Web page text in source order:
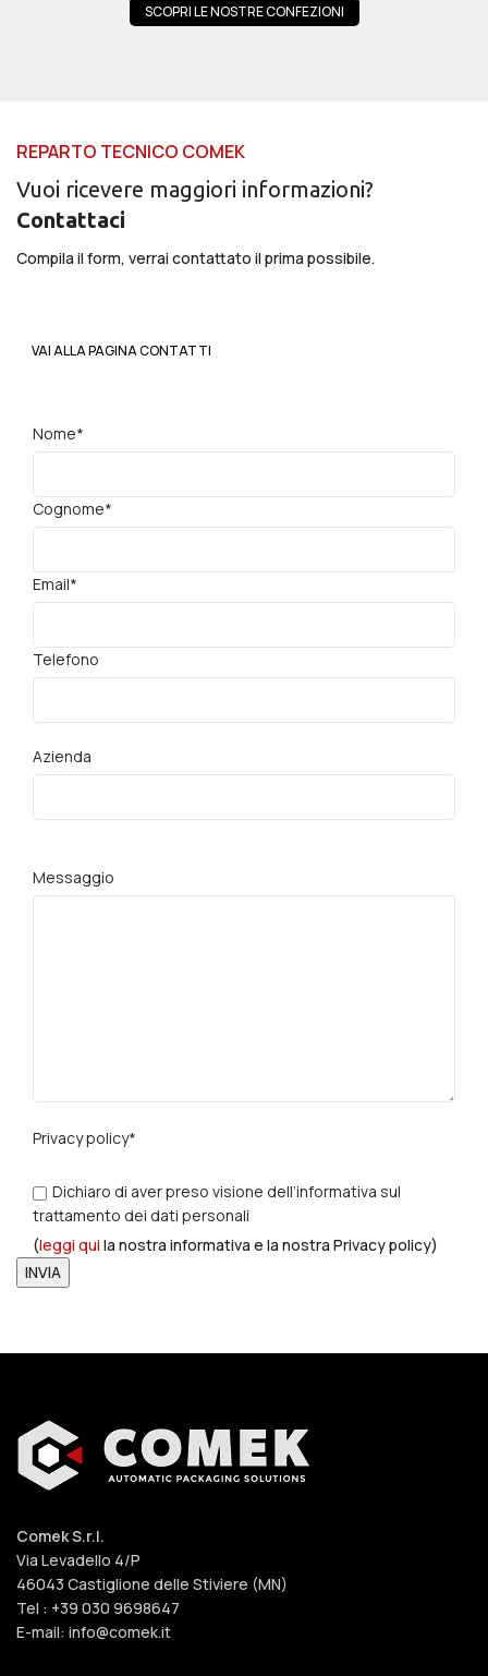
SCOPRI LE NOSTRE CONFEZIONI
REPARTO TECNICO COMEK
Vuoi ricevere maggiori informazioni?
Contattaci
Compila il form, verrai contattato il prima possibile.
VAI ALLA PAGINA CONTATTI
Nome*
Cognome*
Email*
Telefono
Azienda
Messaggio
Privacy policy*
Dichiaro di aver preso visione dell’informativa sul
trattamento dei dati personali
(leggi qui la nostra informativa e la nostra Privacy policy)
Comek S.r.l.
Via Levadello 4/P
46043 Castiglione delle Stiviere (MN)
Tel : +39 030 9698647
E-mail: info@comek.it